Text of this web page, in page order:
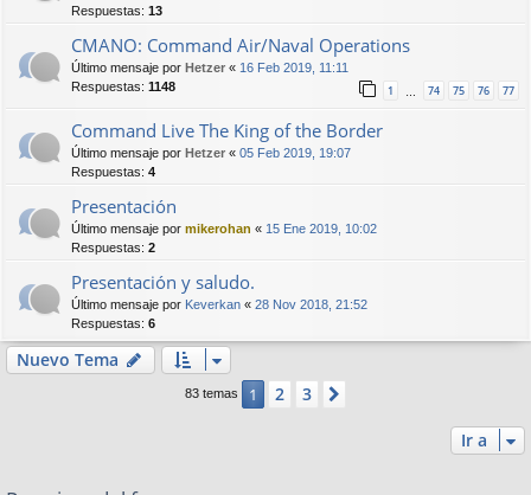
Respuestas: 13
CMANO: Command Air/Naval Operations
Último mensaje por Hetzer « 16 Feb 2019, 11:11
Respuestas: 1148 1 74 75 76 77
Command Live The King of the Border
Último mensaje por Hetzer « 05 Feb 2019, 19:07
Respuestas: 4
Presentación
Último mensaje por mikerohan « 15 Ene 2019, 10:02
Respuestas: 2
Presentación y saludo.
Último mensaje por Keverkan « 28 Nov 2018, 21:52
Respuestas: 6
Nuevo Tema
83 temas 1 2 3
Ir a